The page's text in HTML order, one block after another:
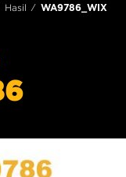
Hasil WA9786_WIX